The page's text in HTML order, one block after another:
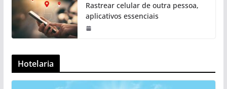
Rastrear celular de outra pessoa,
aplicativos essenciais
Hotelaria